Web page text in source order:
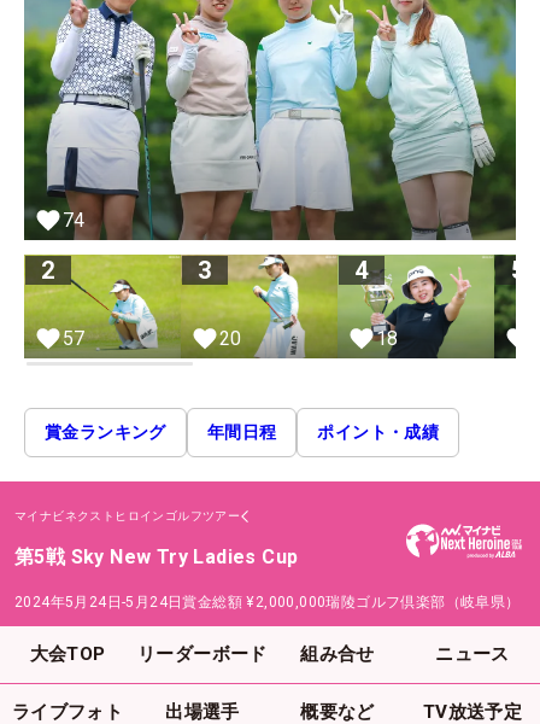
74
2
57
3
20
4
18
5
賞金ランキング 年間日程 ポイント・成績
マイナビネクストヒロインゴルフツアー
第5戦 Sky New Try Ladies Cup
2024年5月24日-5月24日賞金総額 ¥2,000,000瑞陵ゴルフ倶楽部（岐阜県）
大会TOP リーダーボード 組み合せ ニュース
ライブフォト 出場選手 概要など TV放送予定